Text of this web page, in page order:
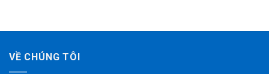
VỀ CHÚNG TÔI